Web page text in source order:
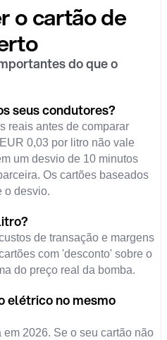
o cartão de
do que o
seus condutores?
reais antes de comparar
0,03 por litro não vale
um desvio de 10 minutos
Os cartões baseados
o desvio.
de transação e margens
com 'desconto' sobre o
do preço real da bomba.
elétrico no mesmo
2026. Se o seu cartão não